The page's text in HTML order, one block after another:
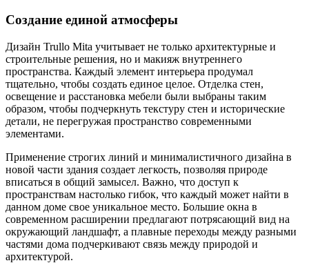
Создание единой атмосферы
Дизайн Trullo Mita учитывает не только архитектурные и
строительные решения, но и макияж внутреннего
пространства. Каждый элемент интерьера продумал
тщательно, чтобы создать единое целое. Отделка стен,
освещение и расстановка мебели были выбраны таким
образом, чтобы подчеркнуть текстуру стен и исторические
детали, не перегружая пространство современными
элементами.
Применение строгих линий и минималистичного дизайна в
новой части здания создает легкость, позволяя природе
вписаться в общий замысел. Важно, что доступ к
пространствам настолько гибок, что каждый может найти в
данном доме свое уникальное место. Большие окна в
современном расширении предлагают потрясающий вид на
окружающий ландшафт, а плавные переходы между разными
частями дома подчеркивают связь между природой и
архитектурой.